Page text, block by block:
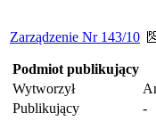
Zarządzenie Nr 143/10
Podmiot publikujący
Wytworzył
Publikujący
-